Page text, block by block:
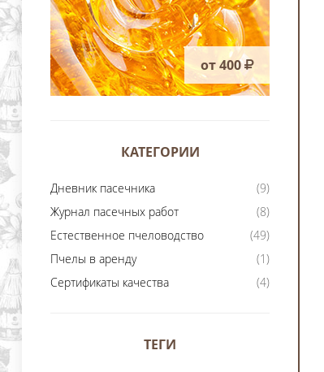
от 400
КАТЕГОРИИ
Дневник пасечника
(9)
Журнал пасечных работ
(8)
Естественное пчеловодство
(49)
Пчелы в аренду
(1)
Сертификаты качества
(4)
ТЕГИ